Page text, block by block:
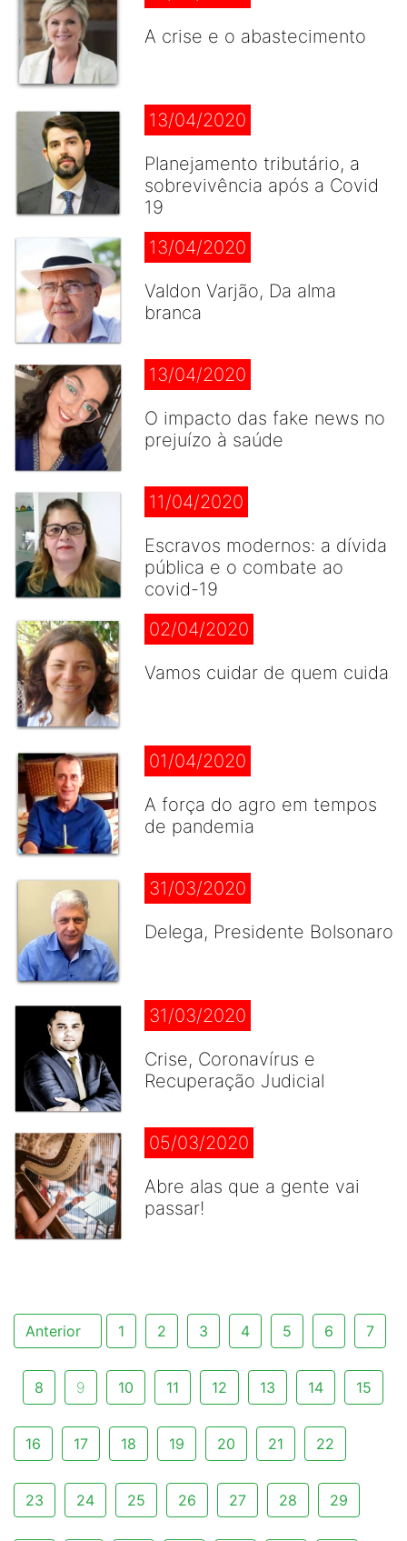
A crise e o abastecimento
13/04/2020
Planejamento tributário, a
sobrevivência após a Covid
19
13/04/2020
Valdon Varjão, Da alma
branca
13/04/2020
O impacto das fake news no
prejuízo à saúde
11/04/2020
Escravos modernos: a dívida
pública e o combate ao
covid-19
02/04/2020
Vamos cuidar de quem cuida
01/04/2020
A força do agro em tempos
de pandemia
31/03/2020
Delega, Presidente Bolsonaro
31/03/2020
Crise, Coronavírus e
Recuperação Judicial
05/03/2020
Abre alas que a gente vai
passar!
Anterior 1 2 3 4 5 6 7
8 9 10 11 12 13 14 15
16 17 18 19 20 21 22
23 24 25 26 27 28 29